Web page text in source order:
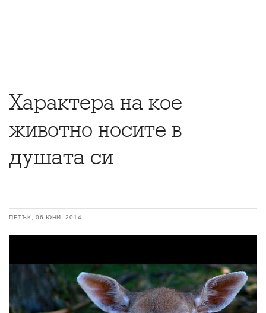
Характерa на кое
животно носите в
душата си
ПЕТЪК, 06 ЮНИ, 2014